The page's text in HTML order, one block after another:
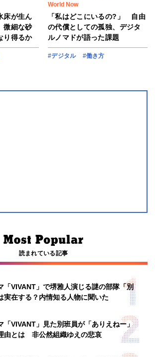
床が生ん
微細な砂
り得るか
World Now
「私はどこにいるの?」 自由
の代償としての孤独、デジタ
ルノマドが語った課題
#デジタル #働き方
読まれている記事
「VIVANT」で堺雅人演じる謎の部隊「別
実在する？内情知る人物に聞いた
「VIVANT」見た別班員が「ありえねー」
由とは 非公然組織ゆえの悲哀